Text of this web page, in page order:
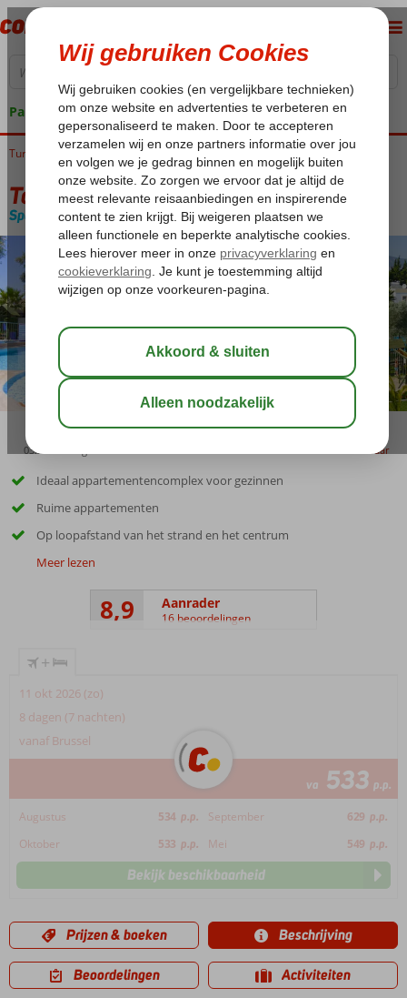
Pakketgarantie
Home
Turkije Egeische kust Bodrum Bitez Toloman Bitez Park
Toloman Bitez Park
Special category Logies-Appartement
03:30 bewaar
Ideaal appartementencomplex voor gezinnen
Ruime appartementen
Op loopafstand van het strand en het centrum
Meer lezen
8,9 Aanrader
16 beoordelingen
+
11 okt 2026 (zo)
8 dagen (7 nachten)
vanaf Brussel
va 533 p.p.
Augustus 534 p.p. September 629 p.p.
Oktober
533 p.p. Mei 549 p.p.
Bekijk beschikbaarheid
Prijzen & boeken Beschrijving
Beoordelingen Activiteiten